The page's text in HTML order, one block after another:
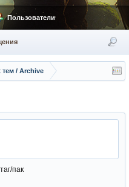
/ Archive
пак
Пользователи